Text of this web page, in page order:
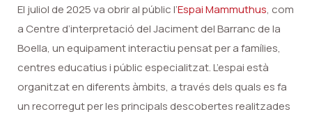
El juliol de 2025 va obrir al públic l’Espai Mammuthus, com
a Centre d’interpretació del Jaciment del Barranc de la
Boella, un equipament interactiu pensat per a famílies,
centres educatius i públic especialitzat. L’espai està
organitzat en diferents àmbits, a través dels quals es fa
un recorregut per les principals descobertes realitzades